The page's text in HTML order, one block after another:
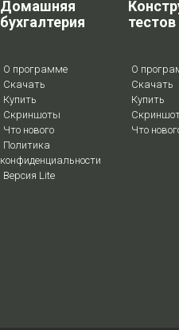
Домашняя
бухгалтерия
О программе
Скачать
Купить
Скриншоты
Что нового
Политика
конфиденциальности
Версия Lite
тестов
О
Скачать
Купить
Что